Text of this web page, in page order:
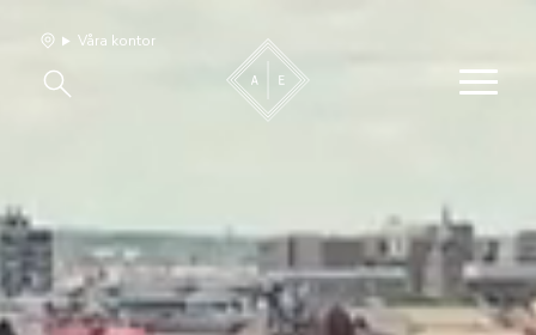
Sälj med oss
Bevakning
Våra kontor